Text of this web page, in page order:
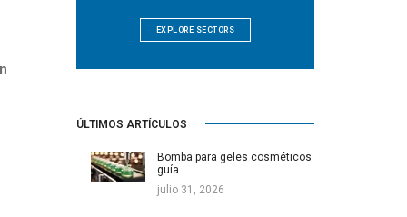
EXPLORE SECTORS
ÚLTIMOS ARTÍCULOS
Bomba para geles cosméticos:
guía…
julio 31, 2026